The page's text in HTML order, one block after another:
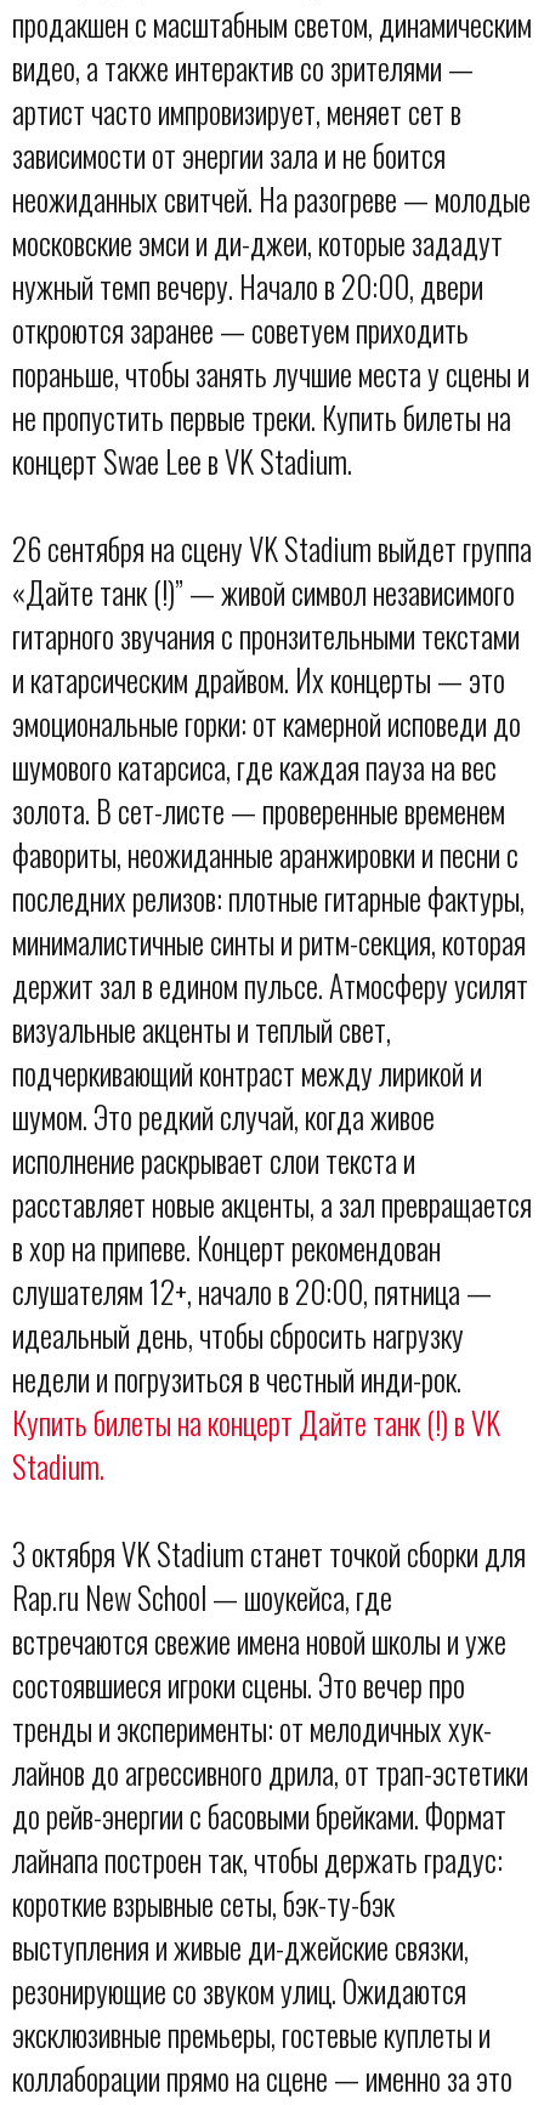
продакшен с масштабным светом, динамическим
видео, а также интерактив со зрителями —
артист часто импровизирует, меняет сет в
зависимости от энергии зала и не боится
неожиданных свитчей. На разогреве — молодые
московские эмси и ди-джеи, которые зададут
нужный темп вечеру. Начало в 20:00, двери
откроются заранее — советуем приходить
пораньше, чтобы занять лучшие места у сцены и
не пропустить первые треки. Купить билеты на
концерт Swae Lee в VK Stadium.
26 сентября на сцену VK Stadium выйдет группа
«Дайте танк (!)” — живой символ независимого
гитарного звучания с пронзительными текстами
и катарсическим драйвом. Их концерты — это
эмоциональные горки: от камерной исповеди до
шумового катарсиса, где каждая пауза на вес
золота. В сет-листе — проверенные временем
фавориты, неожиданные аранжировки и песни с
последних релизов: плотные гитарные фактуры,
минималистичные синты и ритм-секция, которая
держит зал в едином пульсе. Атмосферу усилят
визуальные акценты и теплый свет,
подчеркивающий контраст между лирикой и
шумом. Это редкий случай, когда живое
исполнение раскрывает слои текста и
расставляет новые акценты, а зал превращается
в хор на припеве. Концерт рекомендован
слушателям 12+, начало в 20:00, пятница —
идеальный день, чтобы сбросить нагрузку
недели и погрузиться в честный инди-рок.
Купить билеты на концерт Дайте танк (!) в VK
Stadium.
3 октября VK Stadium станет точкой сборки для
Rap.ru New School — шоукейса, где
встречаются свежие имена новой школы и уже
состоявшиеся игроки сцены. Это вечер про
тренды и эксперименты: от мелодичных хук-
лайнов до агрессивного дрила, от трап-эстетики
до рейв-энергии с басовыми брейками. Формат
лайнапа построен так, чтобы держать градус:
короткие взрывные сеты, бэк-ту-бэк
выступления и живые ди-джейские связки,
резонирующие со звуком улиц. Ожидаются
эксклюзивные премьеры, гостевые куплеты и
коллаборации прямо на сцене — именно за это